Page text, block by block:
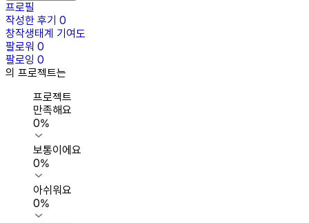
프로필
작성한 후기 0
창작생태계 기여도
팔로워 0
팔로잉 0
의 프로젝트는
프로젝트
만족해요
0%
보통이에요
0%
아쉬워요
0%